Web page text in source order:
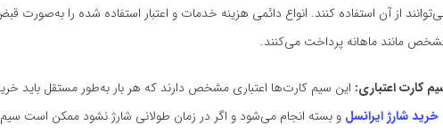
از آن استفاده کنند. انواع دائمی هزینه خدمات و اعتبار استفاده شده را به‌صورت
مانند ماهانه پرداخت می‌کنند.
کارت اعتباری: این سیم کارت‌ها اعتباری مشخص دارند که هر بار به‌طور مستقل باید
خرید شارژ ایرانسل و بسته انجام می‌شود و اگر در زمان طولانی شارژ نشود ممکن است سیم